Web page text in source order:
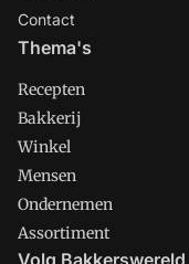
Contact
Thema's
Recepten
Bakkerij
Winkel
Mensen
Ondernemen
Assortiment
Volg Bakkerswereld